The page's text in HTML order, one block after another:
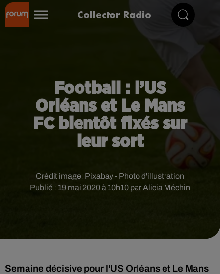
Collector Radio
Football : l’US
Orléans et Le Mans
FC bientôt fixés sur
leur sort
Publié : 19 mai 2020 à 10h10 par Alicia Méchin
Crédit image: Pixabay - Photo d'illustration
Semaine décisive pour l'US Orléans et Le Mans